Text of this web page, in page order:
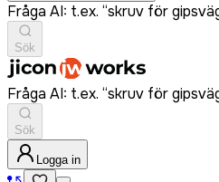
Fråga AI: t.ex. “skruv för
Sök
Fråga AI: t.ex. “skruv för
Sök
Logga in